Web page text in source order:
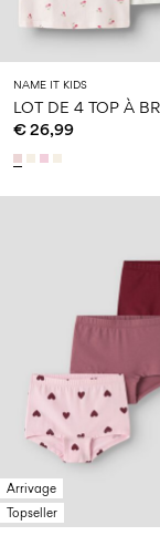
NAME IT KIDS
€ 26,99
Arrivage
Topseller